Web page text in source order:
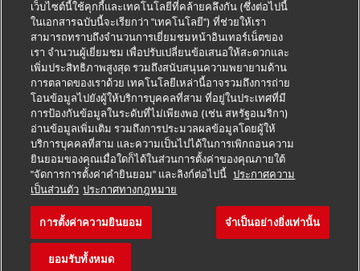
คําแนะนําด้านโลจิสติกส์
เกี่ยวกับ DHL
จัดส่งกับ DHL
ติดต่อเรา
ติดตามพัสดุ
แจ้งเตือนด้านกฎหมาย
ข้อตกลงในการใช้งาน
การแจ้งเตือนความเป็น
ส่วนตัว
การตั้งค่าคุกกี้
โซเชียลมีเดีย
เว็บไซต์นี้ใช้คุกกี้และเทคโนโลยีที่คล้ายคลึงกัน (ซึ่งต่อไปนี้
ในเอกสารฉบับนี้จะเรียกว่า "เทคโนโลยี") ที่ช่วยให้เรา
สามารถทราบถึงจำนวนการเยี่ยมชมหน้าอินเทอร์เน็ตของ
เรา จำนวนผู้เยี่ยมชม เพื่อปรับเปลี่ยนข้อเสนอให้สะดวกและ
เพิ่มประสิทธิภาพสูงสุด รวมถึงสนับสนุนความพยายามด้าน
การตลาดของเราด้วย เทคโนโลยีเหล่านี้อาจรวมถึงการถ่าย
โอนข้อมูลไปยังผู้ให้บริการบุคคลที่สาม ที่อยู่ในประเทศที่มี
การป้องกันข้อมูลในระดับที่ไม่เพียงพอ (เช่น สหรัฐอเมริกา)
อ่านข้อมูลเพิ่มเติม รวมถึงการประมวลผลข้อมูลโดยผู้ให้
บริการบุคคลที่สาม และความเป็นไปได้ในการเพิกถอนความ
ยินยอมของคุณเมื่อใดก็ได้ในส่วนการตั้งค่าของคุณภายใต้
"จัดการการตั้งค่าคำยินยอม" และลิงก์ต่อไปนี้ ประกาศความ
เป็นส่วนตัว ประกาศทางกฎหมาย
การตั้งค่าความยินยอม จำเป็นอย่างยิ่งเท่านั้น
ยอมรับทั้งหมด